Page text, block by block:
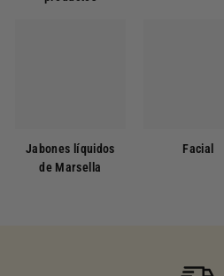
Jabones líquidos
de Marsella
Facial